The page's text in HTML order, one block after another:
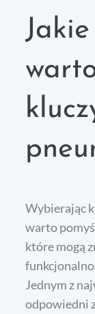
Wybierając
warto
które mogą
Jednym z
odpowiedni